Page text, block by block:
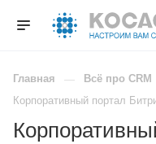
Главная Всё про CRM
Корпоративный портал